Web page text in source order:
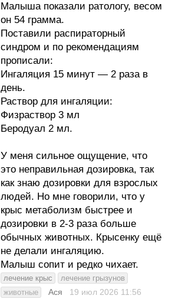
Малыша показали ратологу, весом
он 54 грамма.
Поставили распираторный
синдром и по рекомендациям
прописали:
Ингаляция 15 минут — 2 раза в
день.
Раствор для ингаляции:
Физраствор 3 мл
Беродуал 2 мл.
У меня сильное ощущение, что
это неправильная дозировка, так
как знаю дозировки для взрослых
людей. Но мне говорили, что у
крыс метаболизм быстрее и
дозировки в 2-3 раза больше
обычных животных. Крысенку ещё
не делали ингаляцию.
Малыш сопит и редко чихает.
лечение крыс
лечение грызунов
животные
Ася 19 июл 2026 11:56